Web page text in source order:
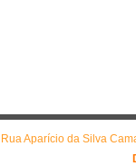
Rua Aparício da Silva